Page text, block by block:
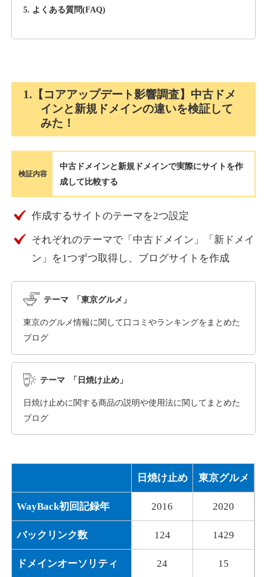
詳細を見る
3,300円 入札 2件
詳細を見る
holocardstrategy.jp
ジャンル趣味
DA40 外部リンク数
3,300円 入札 3件
詳細を見る
suka-jp.com
ジャンルその他
DA 40 外部リンク数2518 ドメイン年齢1年
10,800円 入札 0件
詳細を見る
dka-hero.com
ジャンル その他
10,800円
詳細を見る
ジャンルその他
40
10,800円 入札 0件
5. よくある質問(FAQ)
1.【コアアップデート影響調査】中古ドメ
インと新規ドメインの違いを検証して
みた！
検証内容
中古ドメインと新規ドメインで実際にサイトを作
成して比較する
作成するサイトのテーマを2つ設定
それぞれのテーマで「中古ドメイン」「新ドメイ
ン」を1つずつ取得し、ブログサイトを作成
テーマ 「東京グルメ」
東京のグルメ情報に関して口コミやランキングをまとめた
ブログ
テーマ 「日焼け止め」
日焼け止めに関する商品の説明や使用法に関してまとめた
ブログ
日焼け止め 東京グルメ
WayBack初回記録年 2016 2020
バックリンク数 124 1429
ドメインオーソリティ 24 15